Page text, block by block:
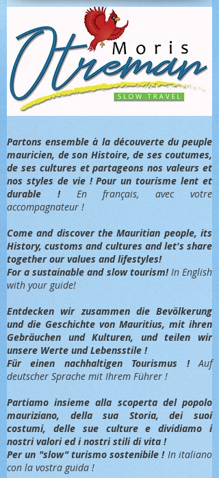
Partons ensemble à la découverte du peuple
mauricien, de son Histoire, de ses coutumes,
de ses cultures et partageons nos valeurs et
nos styles de vie ! Pour un tourisme lent et
durable ! En français, avec votre
accompagnateur !
Come and discover the Mauritian people, its
History, customs and cultures and let's share
together our values and lifestyles!
For a sustainable and slow tourism!In English
with your guide!
Entdecken wir zusammen die Bevölkerung
und die Geschichte von Mauritius, mit ihren
Gebräuchen und Kulturen, und teilen wir
unsere Werte und Lebensstile !
Für einen nachhaltigen Tourismus !Auf
deutscher Sprache mit Ihrem Führer !
Partiamo insieme alla scoperta del popolo
mauriziano, della sua Storia, dei suoi
costumi, delle sue culture e dividiamo i
nostri valori ed i nostri stili di vita !
Per un "slow" turismo sostenibile !In italiano
con la vostra guida !